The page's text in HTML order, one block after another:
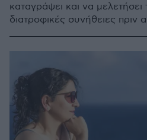
καταγράψει και να μελετήσει
διατροφικές συνήθειες πριν